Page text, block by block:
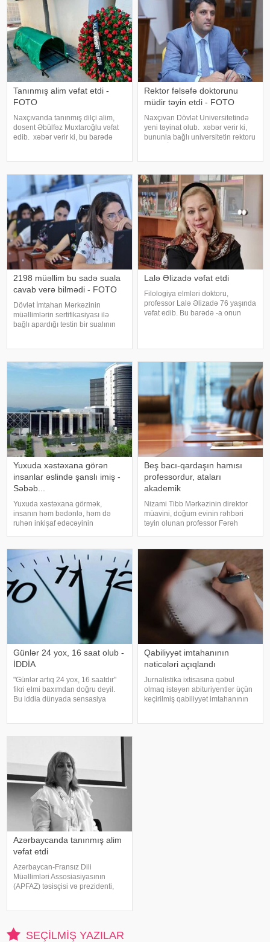
Tanınmış alim vəfat etdi -
FOTO
Naxçıvanda tanınmış dilçi alim,
dosent Əbülfəz Muxtaroğlu vəfat
edib. xəbər verir ki, bu barədə
1939-cu il iyunun 1-də Naxçıvan
Muxta
Rektor fəlsəfə doktorunu
müdir təyin etdi - FOTO
Naxçıvan Dövlət Universitetində
yeni təyinat olub. xəbər verir ki,
bununla bağlı universitetin rektoru
fəlsəfə doktoru Zamin Əliye
2198 müəllim bu sadə suala
cavab verə bilmədi - FOTO
Dövlət İmtahan Mərkəzinin
müəllimlərin sertifikasiyası ilə
bağlı apardığı testin bir sualının
edilən adi məktəbli sualına bel
Lalə Əlizadə vəfat etdi
Filologiya elmləri doktoru,
professor Lalə Əlizadə 76 yaşında
vəfat edib. Bu barədə -a onun
O, Şüvəlan qəsəbəsindəki
qəbiristanlıqd
Yuxuda xəstəxana görən
insanlar əslində şanslı imiş -
Səbəb...
Yuxuda xəstəxana görmək,
insanın həm bədənlə, həm də
ruhən inkişaf edəcəyinin
bütün işləriniz yoluna girər.
Yuxuda xəstə görmək isə iş
yerimnizi dəyişdirməyinizi
Beş bacı-qardaşın hamısı
professordur, ataları
akademik
Nizami Tibb Mərkəzinin direktor
müavini, doğum evinin rəhbəri
təyin olunan professor Fərəh
istinadən xəbər verir ki, o,
akademik Afad Qurbanovun
Günlər 24 yox, 16 saat olub -
İDDİA
"Günlər artıq 24 yox, 16 saatdır"
fikri elmi baxımdan doğru deyil.
Bu iddia dünyada sensasiya
Qabiliyyət imtahanının
nəticələri açıqlandı
Jurnalistika ixtisasına qəbul
olmaq istəyən abituriyentlər üçün
keçirilmiş qabiliyyət imtahanının
Azərbaycanda tanınmış alim
vəfat etdi
Azərbaycan-Fransız Dili
Müəllimləri Assosiasiyasının
(APFAZ) təsisçisi və prezidenti,
yaşında ürəktutmada
SEÇILMIŞ YAZILAR